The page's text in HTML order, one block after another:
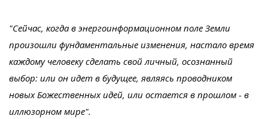
"Сейчас, когда в энергоинформационном поле Земли
произошли фундаментальные изменения, настало время
каждому человеку сделать свой личный, осознанный
выбор: или он идет в будущее, являясь проводником
новых Божественных идей, или остается в прошлом - в
иллюзорном мире".